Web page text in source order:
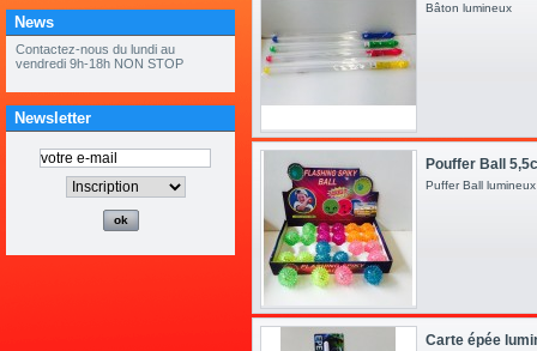
News
« ouvert tous les samedis de mai et
juin 9h à 12h »
Newsletter
Bâton lumineux
Pouffer Ball
Puffer Ball
Carte épée